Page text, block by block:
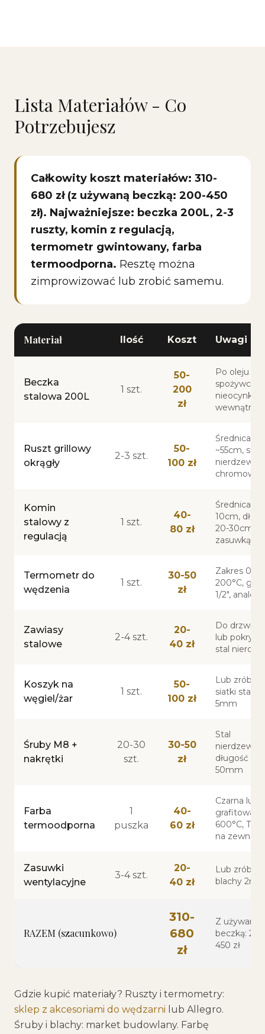
Lista Materiałów - Co
Potrzebujesz
Całkowity koszt materiałów: 310-
680 zł (z używaną beczką: 200-450
zł). Najważniejsze: beczka 200L, 2-3
ruszty, komin z regulacją,
termometr gwintowany, farba
termoodporna. Resztę można
zimprowizować lub zrobić samemu.
Materiał Ilość Koszt Uwagi
Beczka
stalowa 200L
1 szt.
50-
200
zł
Po oleju
wewnątrz
Ruszt grillowy
okrągły
2-3 szt.
50-
100 zł
Średnica
~55cm, stal
Komin
stalowy z
regulacją
1 szt.
40-
80 zł
Średnica 8-
10cm,
20-30cm, z
zasuwką
Termometr do
wędzenia
1 szt.
30-50
zł
Zakres 0-
200°C,
1/2",
Zawiasy
stalowe
2-4 szt.
20-
40 zł
Do
lub
stal
Koszyk na
węgiel/żar
1 szt.
50-
100 zł
Lub zrób
siatki
5mm
Śruby M8 +
nakrętki
20-30
szt.
30-50
zł
Stal
nierdzewna
długość 40-
50mm
Farba
termoodporna
1
puszka
40-
60 zł
Czarna lub
grafitowa,
600°C,
na
Zasuwki
wentylacyjne
3-4 szt.
20-
40 zł
Lub zrób z
blachy
RAZEM (szacunkowo)
310-
680
zł
Z używaną
beczką:
450 zł
Gdzie kupić materiały? Ruszty i termometry:
sklep z akcesoriami do wędzarni lub Allegro.
Śruby i blachy: market budowlany. Farbę